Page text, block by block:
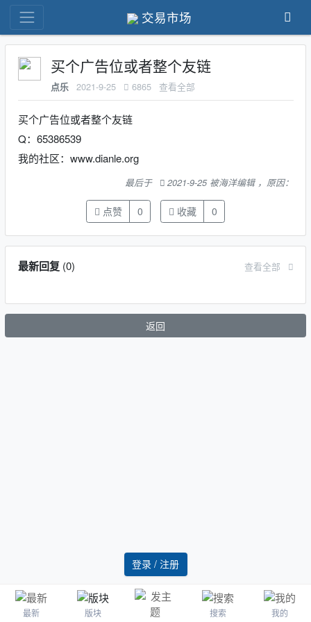
最新 版块 搜索 我的
登录 / 注册
交易市场
买个广告位或者整个友链
点乐 2021-9-25 6865 查看全部
买个广告位或者整个友链
Q：65386539
我的社区：www.dianle.org
最后于 2021-9-25 被海洋编辑 ，原因：
点赞 0 收藏 0
最新回复(0) 查看全部
返回